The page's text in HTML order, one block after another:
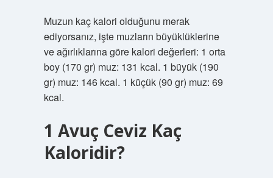
Muzun kaç kalori olduğunu merak
ediyorsanız, işte muzların büyüklüklerine
ve ağırlıklarına göre kalori değerleri: 1 orta
boy (170 gr) muz: 131 kcal. 1 büyük (190
gr) muz: 146 kcal. 1 küçük (90 gr) muz: 69
kcal.
1 Avuç Ceviz Kaç
Kaloridir?